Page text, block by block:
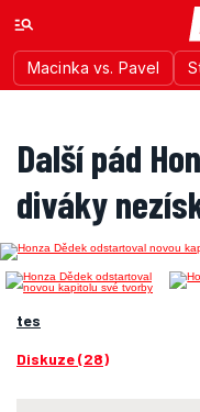
Macinka vs. Pavel
Další pád
diváky
tes
Diskuze (28)